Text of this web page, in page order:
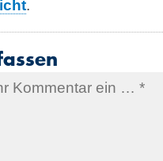
.